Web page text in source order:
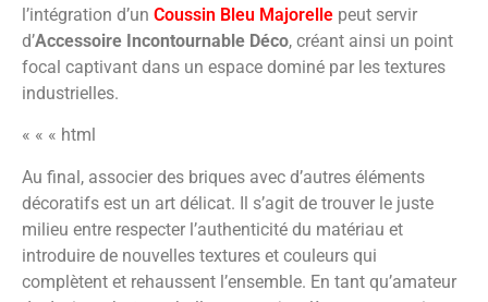
l’intégration d’un Coussin Bleu Majorelle peut servir
d’Accessoire Incontournable Déco, créant ainsi un point
focal captivant dans un espace dominé par les textures
industrielles.
« « « html
Au final, associer des briques avec d’autres éléments
décoratifs est un art délicat. Il s’agit de trouver le juste
milieu entre respecter l’authenticité du matériau et
introduire de nouvelles textures et couleurs qui
complètent et rehaussent l’ensemble. En tant qu’amateur